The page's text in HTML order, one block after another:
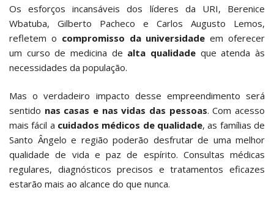
Os esforços incansáveis dos líderes da URI, Berenice
Wbatuba, Gilberto Pacheco e Carlos Augusto Lemos,
refletem o compromisso da universidade em oferecer
um curso de medicina de alta qualidade que atenda às
necessidades da população.
Mas o verdadeiro impacto desse empreendimento será
sentido nas casas e nas vidas das pessoas. Com acesso
mais fácil a cuidados médicos de qualidade, as famílias de
Santo Ângelo e região poderão desfrutar de uma melhor
qualidade de vida e paz de espírito. Consultas médicas
regulares, diagnósticos precisos e tratamentos eficazes
estarão mais ao alcance do que nunca.